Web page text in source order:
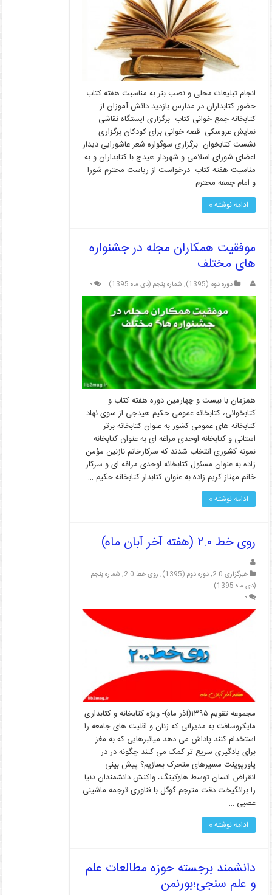
انجام تبلیغات محلی و نصب بنر به مناسبت هفته کتاب
حضور کتابداران در مدارس بازدید دانش آموزان از
کتابخانه جمع خوانی کتاب برگزاری ایستگاه نقاشی
نمایش عروسکی قصه خوانی برای کودکان برگزاری
نشست کتابخوان برگزاری سوگواره شعر عاشورایی دیدار
اعضای شورای اسلامی و شهردار هیدج با کتابداران و به
مناسبت هفته کتاب درخواست از ریاست محترم شورا
و امام جمعه محترم …
ادامه نوشته »
موفقیت همکاران مجله در جشنواره
های مختلف
دوره دوم (1395) , شماره پنجم (دی ماه 1395) ۰
همزمان با بیست و چهارمین دوره هفته کتاب و
کتابخوانی، کتابخانه عمومی حکیم هیدجی از سوی نهاد
کتابخانه های عمومی کشور به عنوان کتابخانه برتر
استانی و کتابخانه اوحدی مراغه ای به عنوان کتابخانه
نمونه کشوری انتخاب شدند که سرکارخانم نازنین مؤمن
زاده به عنوان مسئول کتابخانه اوحدی مراغه ای و سرکار
خانم مهناز کریم زاده به عنوان کتابدار کتابخانه حکیم …
ادامه نوشته »
روی خط ۲.۰ (هفته آخر آبان ماه)
خبرگزاری 2.0 ,دوره دوم (1395) , روی خط 2.0 , شماره پنجم
(دی ماه 1395)
۰
مجموعه تقویم ۱۳۹۵(آذر ماه)- ویژه کتابخانه و کتابداری
مایکروسافت به مدیرانی که زنان و اقلیت های جامعه را
استخدام کنند پاداش می دهد میانبرهایی که به مغز
برای یادگیری سریع تر کمک می کنند چگونه در در
پاورپوینت مسیرهای متحرک بسازیم؟ پیش بینی
انقراض انسان توسط هاوکینگ، واکنش دانشمندان دنیا
را برانگیخت دقت مترجم گوگل با فناوری ترجمه ماشینی
عصبی …
ادامه نوشته »
دانشمند برجسته حوزه مطالعات علم
و علم سنجی؛بورنمن